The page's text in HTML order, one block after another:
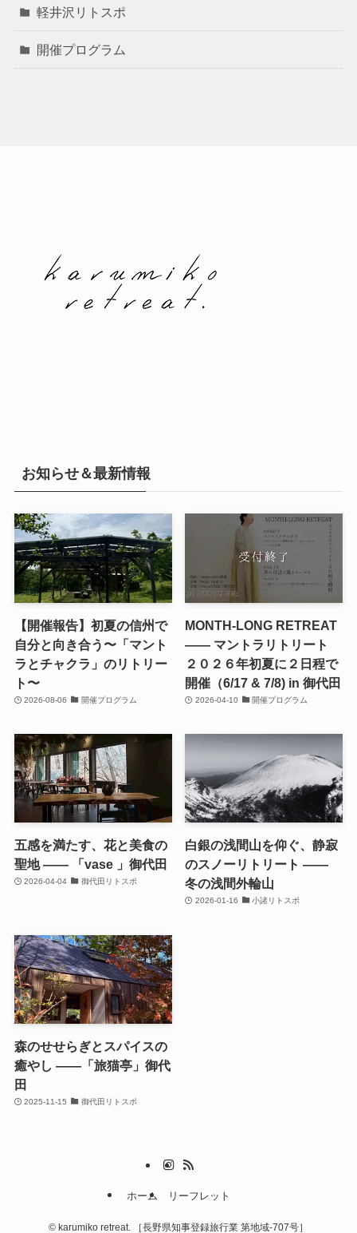
軽井沢リトスポ
開催プログラム
お知らせ＆最新情報
【開催報告】初夏の信州で
自分と向き合う〜「マント
ラとチャクラ」のリトリー
ト〜
2026-08-06 開催プログラム
MONTH-LONG RETREAT
—— マントラリトリート
２０２６年初夏に２日程で
開催（6/17 & 7/8) in 御代田
2026-04-10 開催プログラム
五感を満たす、花と美食の
聖地 —— 「vase 」御代田
2026-04-04 御代田リトスポ
白銀の浅間山を仰ぐ、静寂
のスノーリトリート ——
冬の浅間外輪山
2026-01-16 小諸リトスポ
森のせせらぎとスパイスの
癒やし ——「旅猫亭」御代
田
2025-11-15 御代田リトスポ
ホーム リーフレット
© karumiko retreat. ［長野県知事登録旅行業 第地域-707号］